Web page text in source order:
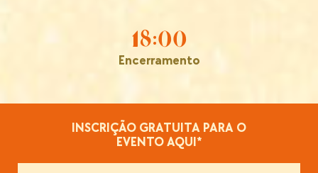
18:00
Encerramento
INSCRIÇÃO GRATUITA PARA O
EVENTO AQUI*